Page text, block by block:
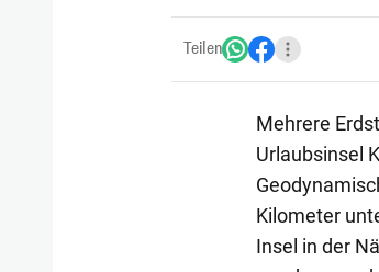
Teilen
Mehrere
Urlaubsinsel
Kilometer
Insel in der